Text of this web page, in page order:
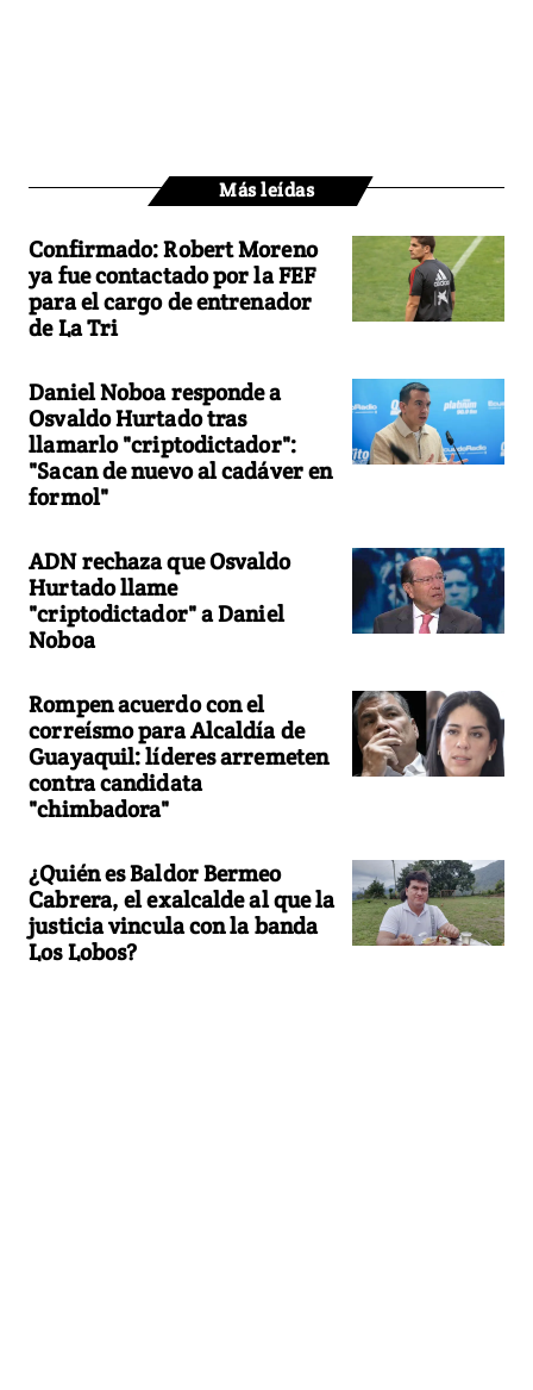
Más leídas
Confirmado: Robert Moreno
ya fue contactado por la FEF
para el cargo de entrenador
de La Tri
Daniel Noboa responde a
Osvaldo Hurtado tras
llamarlo "criptodictador":
"Sacan de nuevo al cadáver en
formol"
ADN rechaza que Osvaldo
Hurtado llame
"criptodictador" a Daniel
Noboa
Rompen acuerdo con el
correísmo para Alcaldía de
Guayaquil: líderes arremeten
contra candidata
"chimbadora"
¿Quién es Baldor Bermeo
Cabrera, el exalcalde al que la
justicia vincula con la banda
Los Lobos?